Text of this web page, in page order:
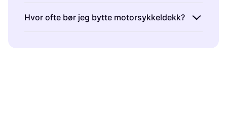
under kjøring. Når du velger motorsykkeldekk,
vurder dekkmønster, materiale og størrelse
for å sikre optimal ytelse og sikkerhet.
og terreng. Tenk på dekkets slitebane,
værforhold og din motorsykkelmodell. Sjekk
Hvor ofte bør jeg bytte motorsykkeldekk?